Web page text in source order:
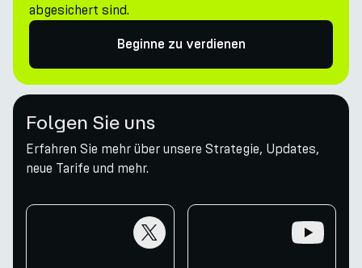
abgesichert sind.
Beginne zu verdienen
Folgen Sie uns
Erfahren Sie mehr über unsere Strategie, Updates,
neue Tarife und mehr.